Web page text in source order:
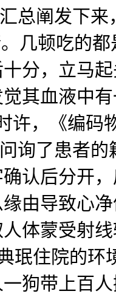
总阐发下来
几顿吃的
分，立马起
其血液中
许，《编码
询了患者
认后分开
由导致心
体蒙受射
珉住院的环
狗带上百